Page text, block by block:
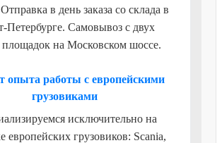
в день заказа со склада в
Петербурге. Самовывоз с двух
на Московском шоссе.
опыта работы с европейскими
грузовиками
исключительно на
европейских грузовиков: Scania,